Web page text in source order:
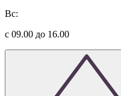
Вс:
с 09.00 до 16.00